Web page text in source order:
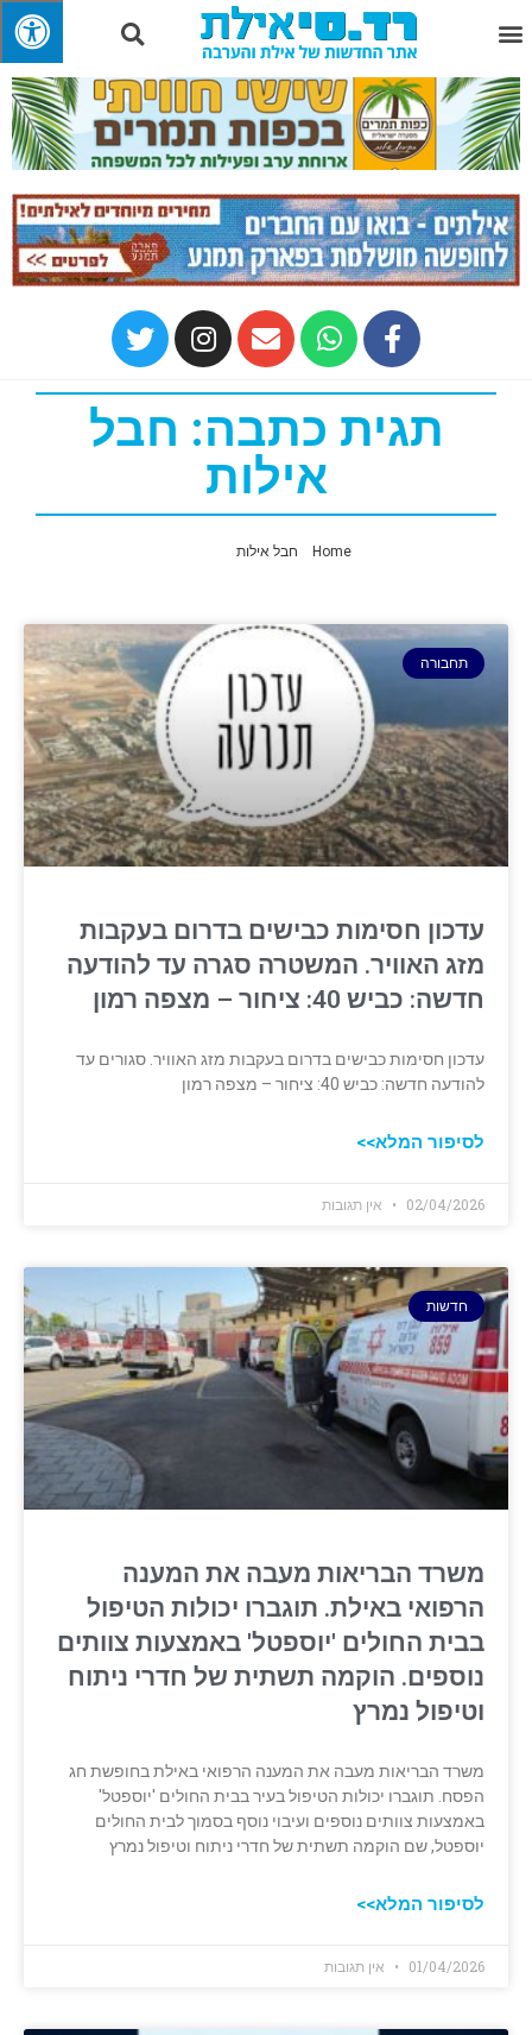
תגית כתבה: חבל
אילות
Home חבל אילות
תחבורה
עדכון חסימות כבישים בדרום בעקבות
מזג האוויר. המשטרה סגרה עד להודעה
חדשה: כביש 40: ציחור – מצפה רמון
עדכון חסימות כבישים בדרום בעקבות מזג האוויר. סגורים עד
להודעה חדשה: כביש 40: ציחור – מצפה רמון
לסיפור המלא>>
02/04/2026 אין תגובות
חדשות
משרד הבריאות מעבה את המענה
הרפואי באילת. תוגברו יכולות הטיפול
בבית החולים 'יוספטל' באמצעות צוותים
נוספים. הוקמה תשתית של חדרי ניתוח
וטיפול נמרץ
משרד הבריאות מעבה את המענה הרפואי באילת בחופשת חג
הפסח. תוגברו יכולות הטיפול בעיר בבית החולים 'יוספטל'
באמצעות צוותים נוספים ועיבוי נוסף בסמוך לבית החולים
יוספטל, שם הוקמה תשתית של חדרי ניתוח וטיפול נמרץ
לסיפור המלא>>
01/04/2026 אין תגובות